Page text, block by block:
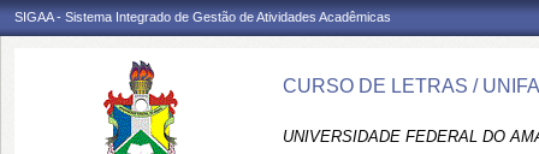
SIGAA - Sistema Integrado de Gestão de Atividades Acadêmicas
CURSO DE LETRAS /
UNIVERSIDADE FEDERAL DO